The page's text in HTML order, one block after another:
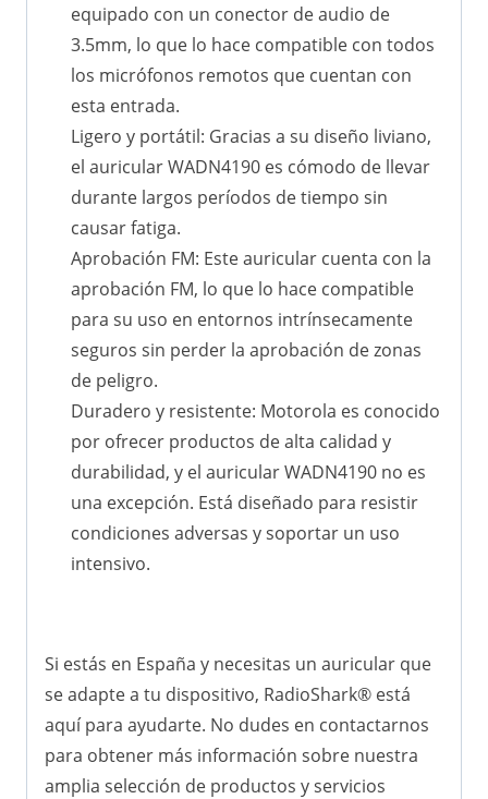
equipado con un conector de audio de
3.5mm, lo que lo hace compatible con todos
los micrófonos remotos que cuentan con
esta entrada.
Ligero y portátil: Gracias a su diseño liviano,
el auricular WADN4190 es cómodo de llevar
durante largos períodos de tiempo sin
causar fatiga.
Aprobación FM: Este auricular cuenta con la
aprobación FM, lo que lo hace compatible
para su uso en entornos intrínsecamente
seguros sin perder la aprobación de zonas
de peligro.
Duradero y resistente: Motorola es conocido
por ofrecer productos de alta calidad y
durabilidad, y el auricular WADN4190 no es
una excepción. Está diseñado para resistir
condiciones adversas y soportar un uso
intensivo.
Si estás en España y necesitas un auricular que
se adapte a tu dispositivo, RadioShark® está
aquí para ayudarte. No dudes en contactarnos
para obtener más información sobre nuestra
amplia selección de productos y servicios